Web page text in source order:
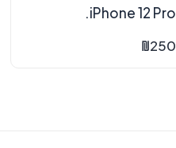
iPhone 12 Pro.
₪250